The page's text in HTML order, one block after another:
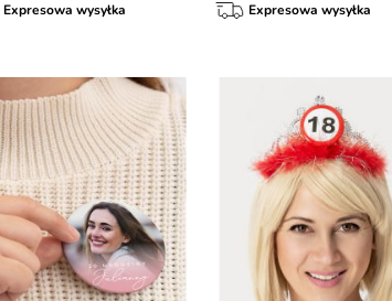
Expresowa wysyłka Expresowa wysyłka